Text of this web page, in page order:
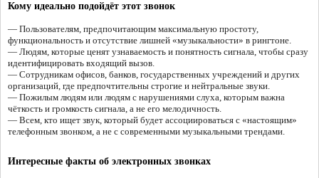
Кому идеально подойдёт этот звонок
— Пользователям, предпочитающим максимальную простоту,
функциональность и отсутствие лишней «музыкальности» в рингтоне.
— Людям, которые ценят узнаваемость и понятность сигнала, чтобы сразу
идентифицировать входящий вызов.
— Сотрудникам офисов, банков, государственных учреждений и других
организаций, где предпочтительны строгие и нейтральные звуки.
— Пожилым людям или людям с нарушениями слуха, которым важна
чёткость и громкость сигнала, а не его мелодичность.
— Всем, кто ищет звук, который будет ассоциироваться с «настоящим»
телефонным звонком, а не с современными музыкальными трендами.
Интересные факты об электронных звонках